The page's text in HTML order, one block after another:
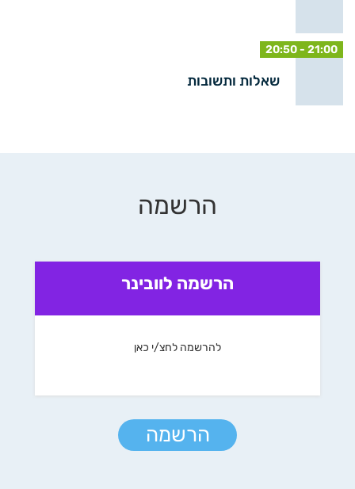
20:50 - 21:00
שאלות ותשובות
הרשמה
הרשמה לוובינר
להרשמה לחצ/י כאן
הרשמה